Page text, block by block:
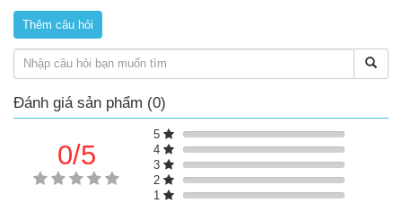
- Các con vật sau khi lắp ráp xong có thể cử động được tay, chân,
đuôi và miệng
- Trong suốt quá trình lắp ráp các mảnh ghép sẽ giúp bé rèn tính
kiên trì, nhẫn nại và tỉ mỉ ngay từ khi còn nhỏ
- Đồ chơi xếp hình Lego zoo giúp bé luyện trí nhớ, tăng khả năng
tư duy và phát triển trí não. Với nhiều chi tiết khác nhau,bé có thể
xếp được nhiều mô hình khác nhau từ trí tưởng tượng phong phú
Đánh giá sản phẩm (0)
0/5
5
4
3
2
1